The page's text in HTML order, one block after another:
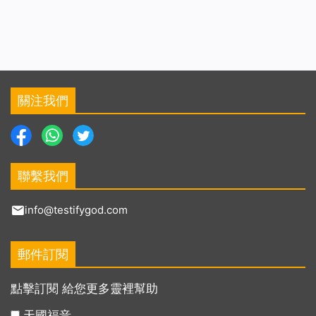
關注我們
聯繫我們
info@testifygod.com
郵件訂閱
點擊訂閱 給您更多靈裡幫助